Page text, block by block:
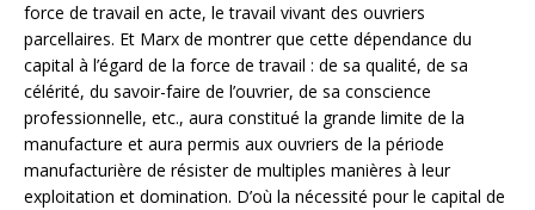
force de travail en acte, le travail vivant des ouvriers
parcellaires. Et Marx de montrer que cette dépendance du
capital à l’égard de la force de travail : de sa qualité, de sa
célérité, du savoir-faire de l’ouvrier, de sa conscience
professionnelle, etc., aura constitué la grande limite de la
manufacture et aura permis aux ouvriers de la période
manufacturière de résister de multiples manières à leur
exploitation et domination. D’où la nécessité pour le capital de